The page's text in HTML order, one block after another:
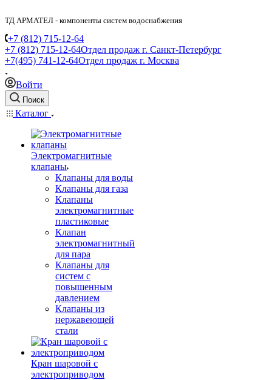
ТД АРМАТЕЛ - компоненты систем водоснабжения
+7 (812) 715-12-64
+7 (812) 715-12-64Отдел продаж г. Санкт-Петербург
+7(495) 741-12-64Отдел продаж г. Москва
Войти
Поиск
Каталог
Электромагнитные
клапаны
Клапаны для воды
Клапаны для газа
Клапаны
электромагнитные
пластиковые
Клапан
электромагнитный
для пара
Клапаны для
систем с
повышенным
давлением
Клапаны из
нержавеющей
стали
Кран шаровой с
электроприводом